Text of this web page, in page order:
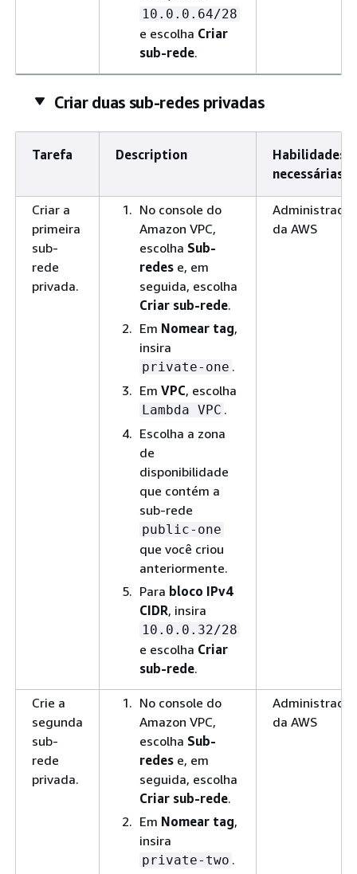
10.0.0.64/28
e escolha Criar
sub-rede.
Criar duas sub-redes privadas
Tarefa Description
Habilidades
necessárias
Criar a
primeira
sub-
rede
privada.
No console do
Amazon VPC,
escolha Sub-
redes e, em
seguida, escolha
Criar sub-rede.
Em Nomear tag,
insira
private-one .
Em VPC, escolha
Lambda VPC .
Escolha a zona
de
disponibilidade
que contém a
sub-rede
public-one
que você criou
anteriormente.
Para bloco IPv4
CIDR, insira
10.0.0.32/28
e escolha Criar
sub-rede.
Administrador
da AWS
Crie a
segunda
sub-
rede
privada.
No console do
Amazon VPC,
escolha Sub-
redes e, em
seguida, escolha
Criar sub-rede.
Em Nomear tag,
insira
private-two .
Administrador
da AWS